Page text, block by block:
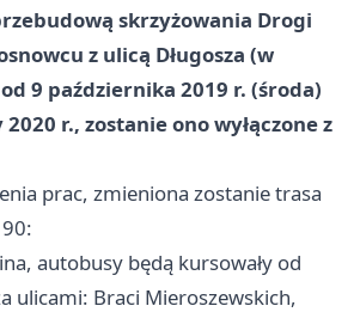
skrzyżowania Drogi
z ulicą Długosza (w
9 października 2019 r. (środa)
2020 r., zostanie ono wyłączone z
prac, zmieniona zostanie trasa
autobusy będą kursowały od
ulicami: Braci Mieroszewskich,